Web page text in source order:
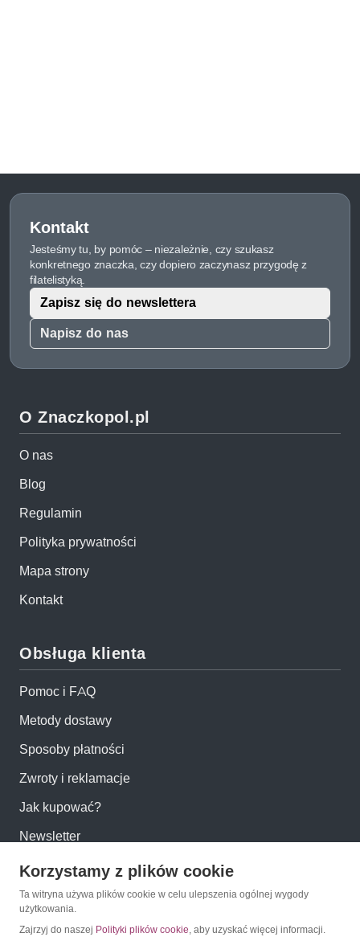
Kontakt
Jesteśmy tu, by pomóc – niezależnie, czy szukasz
konkretnego znaczka, czy dopiero zaczynasz przygodę z
filatelistyką.
Napisz do nas
Zapisz się do newslettera
O Znaczkopol.pl
O nas
Blog
Regulamin
Polityka prywatności
Mapa strony
Kontakt
Obsługa klienta
Pomoc i FAQ
Metody dostawy
Sposoby płatności
Zwroty i reklamacje
Jak kupować?
Newsletter
Konto
Moje konto
Korzystamy z plików cookie
Ta witryna używa plików cookie w celu ulepszenia ogólnej wygody
użytkowania.
Zajrzyj do naszej Polityki plików cookie, aby uzyskać więcej informacji.